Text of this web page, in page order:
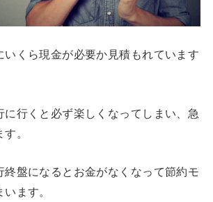
いくら現金が必要か見積もれています
に行くと必ず楽しくなってしまい、急
。
終盤になるとお金がなくなって節約モ
ます。